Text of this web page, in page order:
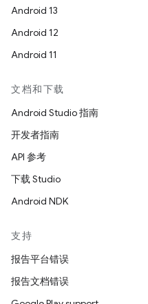
Android 13
Android 12
Android 11
文档和下载
Android Studio 指南
开发者指南
API 参考
下载 Studio
Android NDK
支持
报告平台错误
报告文档错误